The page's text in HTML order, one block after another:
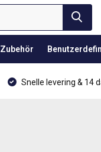
Zubehör
Snelle levering & 14